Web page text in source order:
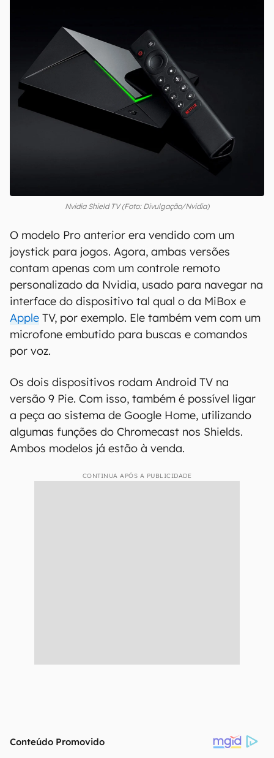
Nvidia Shield TV (Foto: Divulgação/Nvidia)
O modelo Pro anterior era vendido com um
joystick para jogos. Agora, ambas versões
contam apenas com um controle remoto
personalizado da Nvidia, usado para navegar na
interface do dispositivo tal qual o da MiBox e
Apple TV, por exemplo. Ele também vem com um
microfone embutido para buscas e comandos
por voz.
Os dois dispositivos rodam Android TV na
versão 9 Pie. Com isso, também é possível ligar
a peça ao sistema de Google Home, utilizando
algumas funções do Chromecast nos Shields.
Ambos modelos já estão à venda.
CONTINUA APÓS A PUBLICIDADE